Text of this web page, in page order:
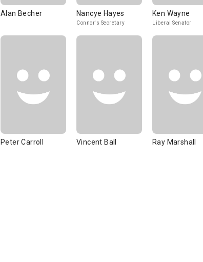
Alan Becher Nancye Hayes
Connor's Secretary
Ken Wayne
Liberal Senator
Peter Carroll Vincent Ball Ray Marshall